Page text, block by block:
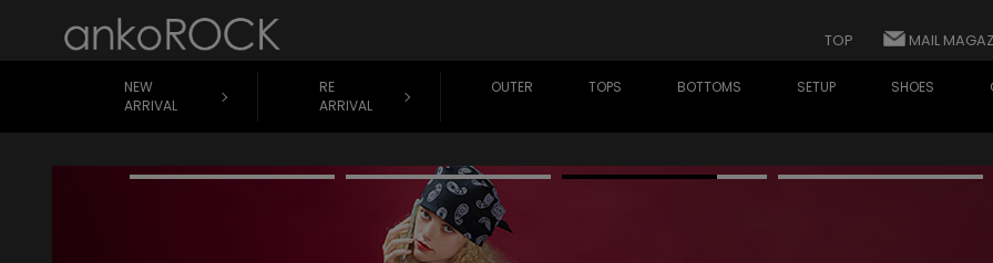
TOP MAIL
NEW
ARRIVAL
RE
ARRIVAL
OUTER TOPS BOTTOMS SETUP SHOES